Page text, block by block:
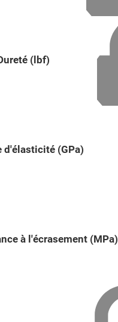
(lbf)
d'élasticité (GPa)
à l'écrasement (MPa)